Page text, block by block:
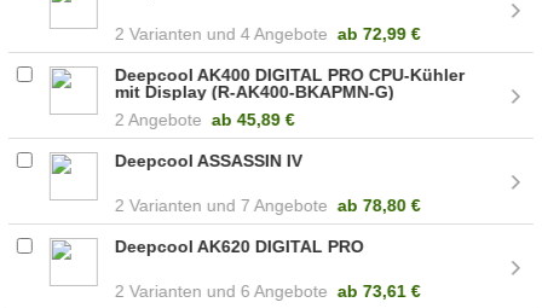
2 4 Angebote ab 72,99 €
Deepcool AK400 DIGITAL PRO CPU-Kühler
mit Display (R-AK400-BKAPMN-G)
2 Angebote ab45,89 €
Deepcool ASSASSIN IV
2 7 Angebote ab 78,80 €
Deepcool AK620 DIGITAL PRO
2 6 Angebote ab 73,61 €